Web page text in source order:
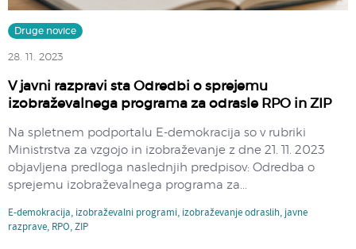
Druge novice
28. 11. 2023
V javni razpravi sta Odredbi o sprejemu
izobraževalnega programa za odrasle RPO in ZIP
Na spletnem podportalu E-demokracija so v rubriki
Ministrstva za vzgojo in izobraževanje z dne 21. 11. 2023
objavljena predloga naslednjih predpisov: Odredba o
sprejemu izobraževalnega programa za...
E-demokracija, izobraževalni programi, izobraževanje odraslih,javne
razprave, RPO,ZIP